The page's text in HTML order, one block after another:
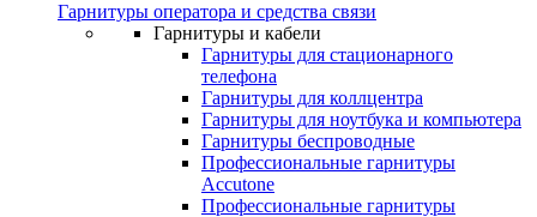
Гарнитуры оператора и средства связи
Гарнитуры и кабели
Гарнитуры для стационарного
телефона
Гарнитуры для коллцентра
Гарнитуры для ноутбука и компьютера
Гарнитуры беспроводные
Профессиональные гарнитуры
Accutone
Профессиональные гарнитуры